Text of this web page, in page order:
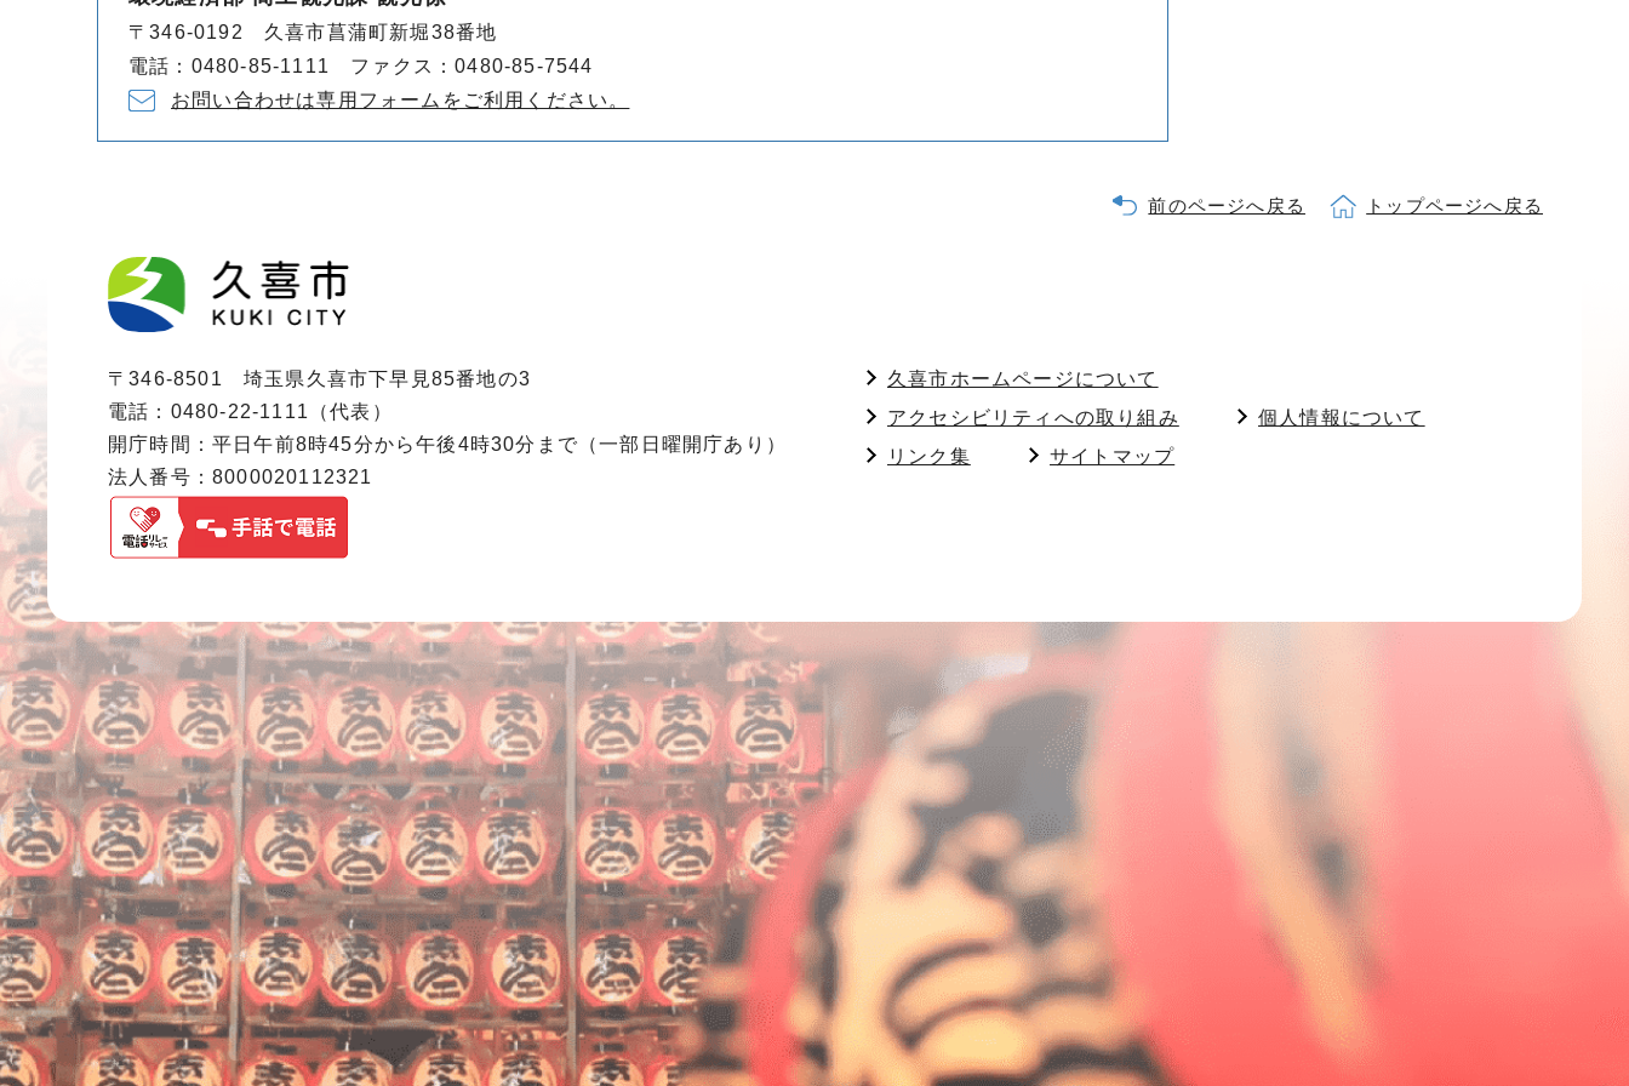
〒346-0192 久喜市菖蒲町新堀38番地
電話：0480-85-1111 ファクス：0480-85-7544
お問い合わせは専用フォームをご利用ください。
前のページへ戻る トップページへ戻る
〒346-8501 埼玉県久喜市下早見85番地の3
電話：0480-22-1111（代表）
開庁時間：平日午前8時45分から午後4時30分まで（一部日曜開庁あり）
法人番号：8000020112321
久喜市ホームページについて
アクセシビリティへの取り組み
個人情報について
リンク集
サイトマップ